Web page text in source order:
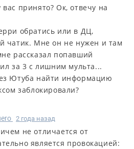
принято? Ок, отвечу на
обратись или в ДЦ,
чатик. Мне он не нужен и там
рассказал попавший
за 3 с лишним мульта...
Ютуба найти информацию
заблокировали?
2 года назад
не отличается от
является провокацией: